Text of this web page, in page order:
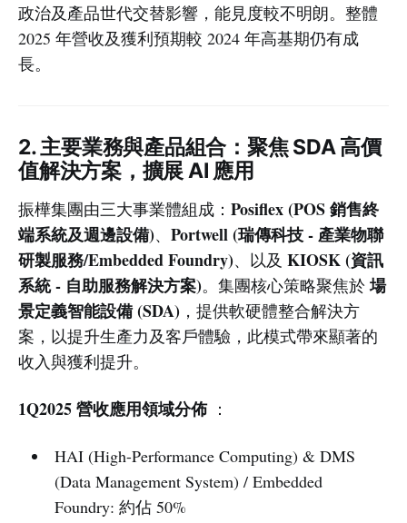
政治及產品世代交替影響，能見度較不明朗。整體
2025 年營收及獲利預期較 2024 年高基期仍有成
長。
2. 主要業務與產品組合：聚焦 SDA 高價
值解決方案，擴展 AI 應用
振樺集團由三大事業體組成： Posiflex (POS 銷售終
端系統及週邊設備)、 Portwell (瑞傳科技 - 產業物聯
研製服務/Embedded Foundry)、以及 KIOSK (資訊
系統 - 自助服務解決方案)。集團核心策略聚焦於場
景定義智能設備 (SDA) ，提供軟硬體整合解決方
案，以提升生產力及客戶體驗，此模式帶來顯著的
收入與獲利提升。
1Q2025 營收應用領域分佈 ：
HAI (High-Performance Computing) & DMS
(Data Management System) / Embedded
Foundry: 約佔 50%